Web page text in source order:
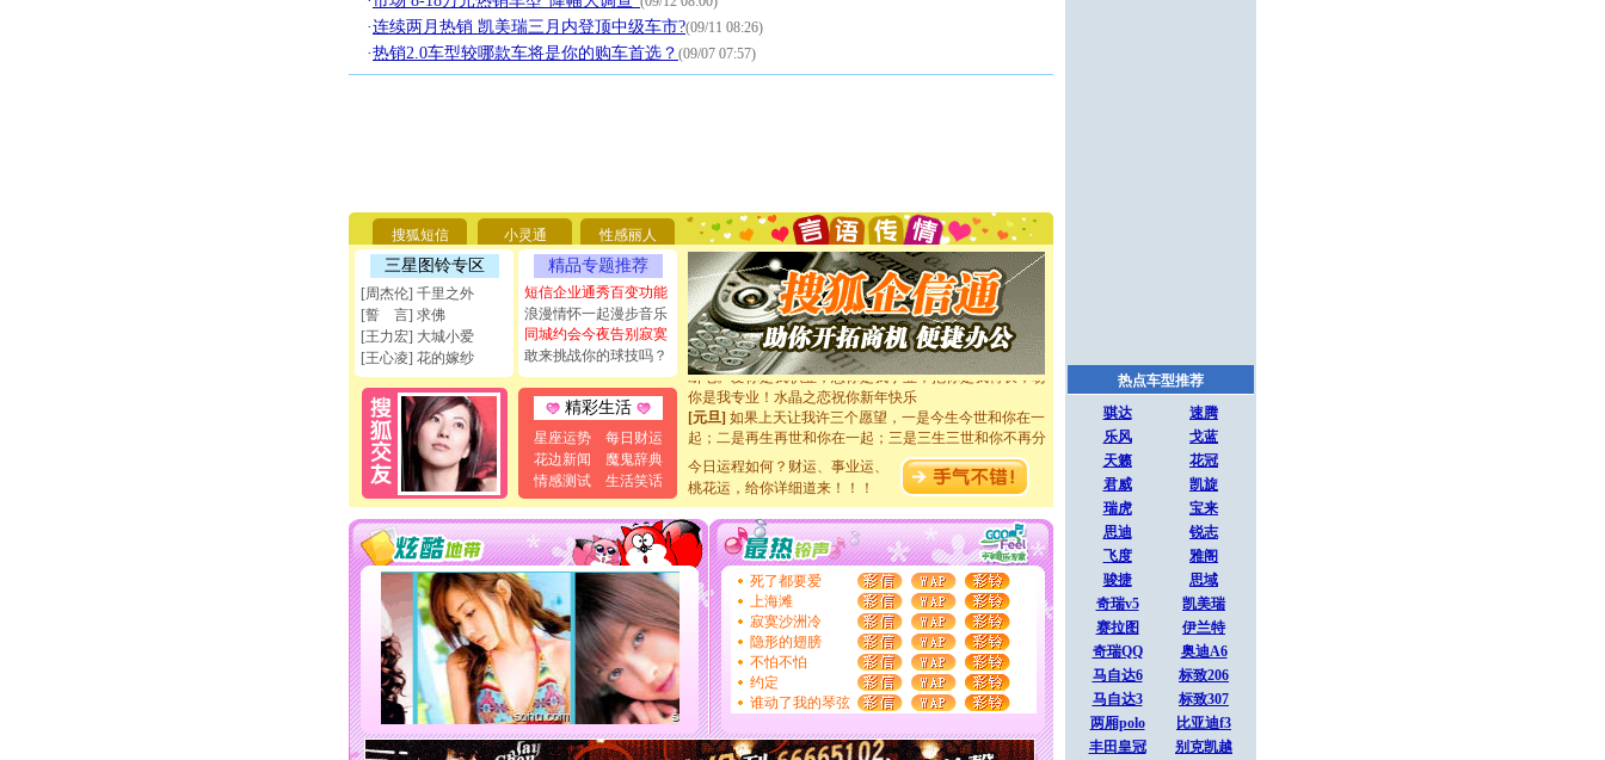
·连续两月热销 凯美瑞三月内登顶中级车市?(09/11 08:26)
·热销2.0车型较哪款车将是你的购车首选？ (09/07 07:57)
搜狐短信 小灵通 性感丽人
三星图铃专区
[周杰伦] 千里之外
[誓 言] 求佛
[王力宏] 大城小爱
[王心凌] 花的嫁纱
精品专题推荐
短信企业通秀百变功能
浪漫情怀一起漫步音乐
同城约会今夜告别寂寞
敢来挑战你的球技吗？
精彩生活
星座运势
每日财运
花边新闻
魔鬼辞典
情感测试
生活笑话
要平安！千万要知足！千万不要忘记我！
[圣诞节]不只这样的日子才会想起你,而是这样的日子才
能正大光明地骚扰你,告诉你,圣诞要快乐!新年要快乐!天
天都要快乐噢!
[圣诞节]奉上一颗祝福的心,在这个特别的日子里,愿幸福,
如意,快乐,鲜花,一切美好的祝愿与你同在.圣诞快乐!
[元旦]看到你我会触电；看不到你我要充电；没有你我会
断电。爱你是我职业，想你是我事业，抱你是我特长，吻
你是我专业！水晶之恋祝你新年快乐
[元旦]如果上天让我许三个愿望，一是今生今世和你在一
起；二是再生再世和你在一起；三是三生三世和你不再分
离。水晶之恋祝你新年快乐
[元旦]当我狠下心扭头离去那一刻，你在我身后无助地哭
泣，这痛楚让我明白我多么爱你。我转身抱住你：这猪不
卖了。水晶之恋祝你新年快乐。
[春节]风柔雨润好月圆，半岛铁盒伴身边，每日尽显开心
颜！冬去春来似水如烟，劳碌人生需尽欢！听一曲轻歌，
道一声平安！新年吉祥万事如愿
[春节]
传说薰衣草有四片叶子：第一片叶子是信仰，第二
片叶子是希望，第三片叶子是爱情，第四片叶子是幸运。
送你一棵薰衣草，愿你新年快乐！
[圣诞节]
圣诞节到了，想想没什么送给你的，又不打算给
你太多，只有给你五千万：千万快乐！千万要健康！千万
要平安！千万要知足！千万不要忘记我！
[圣诞节]不只这样的日子才会想起你,而是这样的日子才
能正大光明地骚扰你,告诉你,圣诞要快乐!新年要快乐!天
天都要快乐噢!
今日运程如何？财运、事业运、
桃花运，给你详细道来！！！
死了都要爱
上海滩
寂寞沙洲冷
隐形的翅膀
不怕不怕
约定
谁动了我的琴弦
热点车型推荐
骐达
速腾
乐风
戈蓝
天籁
花冠
君威
凯旋
瑞虎
宝来
思迪
锐志
飞度
雅阁
骏捷
思域
奇瑞v5
凯美瑞
赛拉图
伊兰特
奇瑞QQ
奥迪A6
马自达6
标致206
马自达3
标致307
两厢polo
比亚迪f3
丰田皇冠
别克凯越